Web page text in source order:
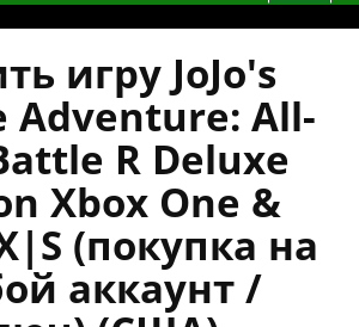
игру JoJo's
Adventure: All-
R Deluxe
Xbox One &
(покупка на
аккаунт /